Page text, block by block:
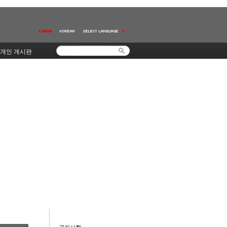
개인 게시판